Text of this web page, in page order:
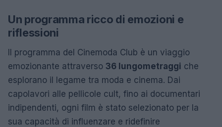
Un programma ricco di emozioni e
riflessioni
Il programma del Cinemoda Club è un viaggio
emozionante attraverso 36 lungometraggi che
esplorano il legame tra moda e cinema. Dai
capolavori alle pellicole cult, fino ai documentari
indipendenti, ogni film è stato selezionato per la
sua capacità di influenzare e ridefinire